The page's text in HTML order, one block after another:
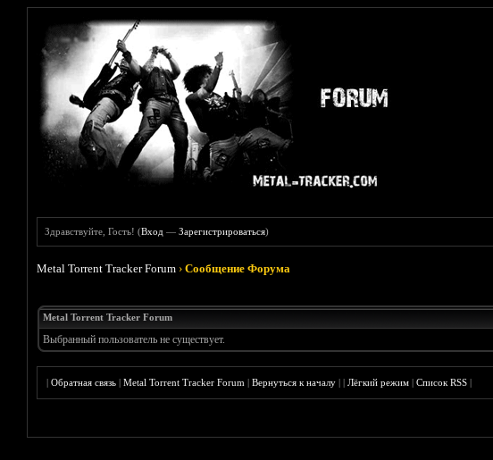
Здравствуйте, Гость! (Вход —Зарегистрироваться)
Metal Torrent Tracker Forum ›Сообщение Форума
Metal Torrent Tracker Forum
Выбранный пользователь не существует.
|Обратная связь |Metal Torrent Tracker Forum |Вернуться к началу ||Лёгкий режим |Список RSS |